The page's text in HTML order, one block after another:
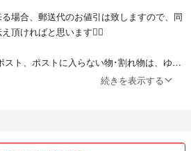
場合、郵送代のお値引は致しますので、同
頂ければと思います🙇‍♀️
ト、ポストに入らない物･割れ物は、ゆう
🙇‍♀️
続きを表示する